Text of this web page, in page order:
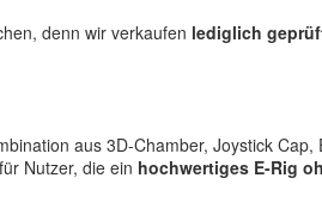
denn wir verkaufen lediglich
aus 3D-Chamber, Joystick Cap,
Nutzer, die ein hochwertiges E-Rig